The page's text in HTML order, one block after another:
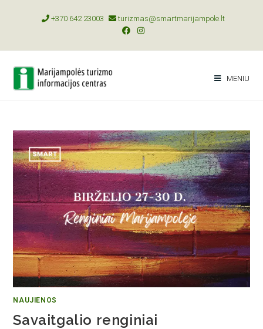
+370 642 23003 turizmas@smartmarijampole.lt
MENIU
NAUJIENOS
Savaitgalio renginiai